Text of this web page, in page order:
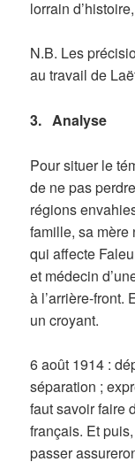
lorrain
N.B. Les
au travail de
3. Analyse
Pour situer le
de ne pas
régions
famille, sa mère
qui affecte
et médecin
à l’arrière-front.
un croyant.
6 août 1914 :
séparation ;
faut savoir faire
français. Et
passer